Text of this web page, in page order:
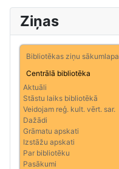
Ziņas
Bibliotēkas ziņu sākumlapa
Centrālā bibliotēka
Aktuāli
Stāstu laiks bibliotēkā
Veidojam reģ. kult. vērt. sar.
Dažādi
Grāmatu apskati
Izstāžu apskati
Par bibliotēku
Pasākumi